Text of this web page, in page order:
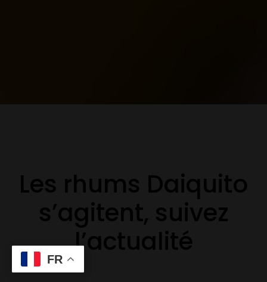
Les rhums Daiquito
s’agitent, suivez
l’actualité
FR